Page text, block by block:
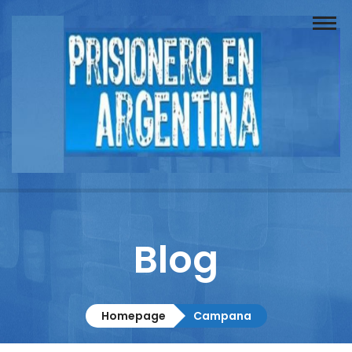
Buscador
Documentos
Columnistas
Contacto
Blog
Homepage Campana